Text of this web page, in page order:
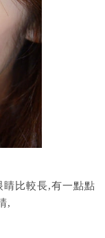
比較長,有一點點
,